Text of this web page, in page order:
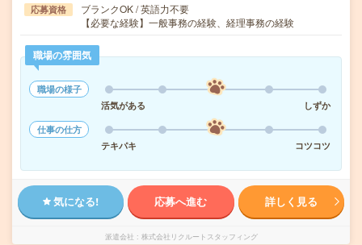
応募資格
ブランクOK / 英語力不要
【必要な経験】一般事務の経験、経理事務の経験
職場の雰囲気
職場の様子
活気がある
しずか
仕事の仕方
テキパキ
コツコツ
気になる! 応募へ進む 詳しく見る
派遣会社 株式会社リクルートスタッフィング